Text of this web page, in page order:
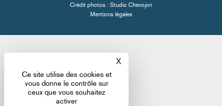
Ce site utilise des cookies et
vous donne le contrôle sur
ceux que vous souhaitez
activer
X
Crédit photos : Studio Chevojon
Mentions légales